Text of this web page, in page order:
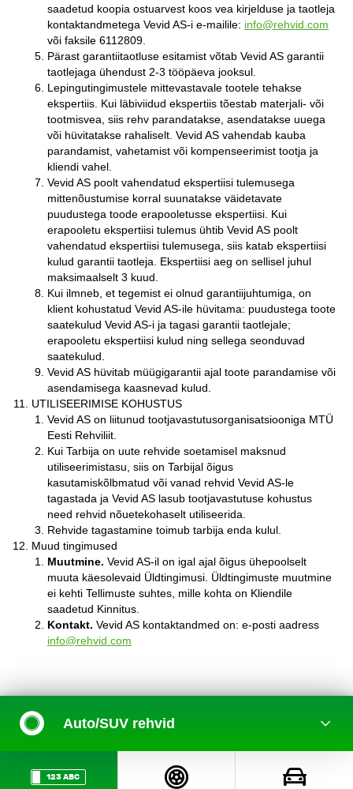
saadetud koopia ostuarvest koos vea kirjelduse ja taotleja
kontaktandmetega Vevid AS-i e-mailile: info@rehvid.com
või faksile 6112809.
Pärast garantiitaotluse esitamist võtab Vevid AS garantii
taotlejaga ühendust 2-3 tööpäeva jooksul.
Lepingutingimustele mittevastavale tootele tehakse
ekspertiis. Kui läbiviidud ekspertiis tõestab materjali- või
tootmisvea, siis rehv parandatakse, asendatakse uuega
või hüvitatakse rahaliselt. Vevid AS vahendab kauba
parandamist, vahetamist või kompenseerimist tootja ja
kliendi vahel.
Vevid AS poolt vahendatud ekspertiisi tulemusega
mittenõustumise korral suunatakse väidetavate
puudustega toode erapooletusse ekspertiisi. Kui
erapooletu ekspertiisi tulemus ühtib Vevid AS poolt
vahendatud ekspertiisi tulemusega, siis katab ekspertiisi
kulud garantii taotleja. Ekspertiisi aeg on sellisel juhul
maksimaalselt 3 kuud.
Kui ilmneb, et tegemist ei olnud garantiijuhtumiga, on
klient kohustatud Vevid AS-ile hüvitama: puudustega toote
saatekulud Vevid AS-i ja tagasi garantii taotlejale;
erapooletu ekspertiisi kulud ning sellega seonduvad
saatekulud.
Vevid AS hüvitab müügigarantii ajal toote parandamise või
asendamisega kaasnevad kulud.
UTILISEERIMISE KOHUSTUS
Vevid AS on liitunud tootjavastutusorganisatsiooniga MTÜ
Eesti Rehviliit.
Kui Tarbija on uute rehvide soetamisel maksnud
utiliseerimistasu, siis on Tarbijal õigus
kasutamiskõlbmatud või vanad rehvid Vevid AS-le
tagastada ja Vevid AS lasub tootjavastutuse kohustus
need rehvid nõuetekohaselt utiliseerida.
Rehvide tagastamine toimub tarbija enda kulul.
Muud tingimused
Muutmine. Vevid AS-il on igal ajal õigus ühepoolselt
muuta käesolevaid Üldtingimusi. Üldtingimuste muutmine
ei kehti Tellimuste suhtes, mille kohta on Kliendile
saadetud Kinnitus.
Kontakt. Vevid AS kontaktandmed on: e-posti aadress
info@rehvid.com
Auto/SUV rehvid
123 ABC